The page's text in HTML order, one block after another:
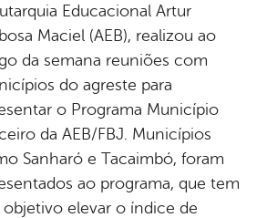
Educacional Artur
Maciel (AEB), realizou ao
da semana reuniões com
do agreste para
o Programa Município
da AEB/FBJ. Municípios
Sanharó e Tacaimbó, foram
ao programa, que tem
objetivo elevar o índice de